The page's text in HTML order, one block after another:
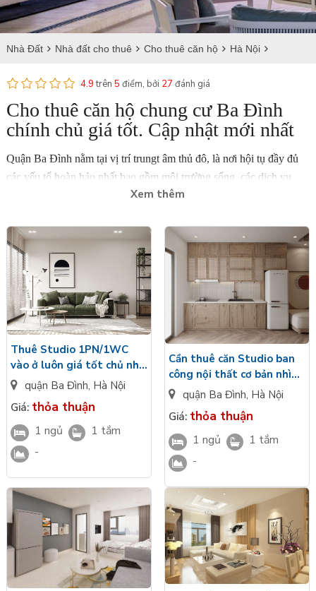
Nhà Đất Nhà đất cho thuê Cho thuê căn hộ Hà Nội
Cho thuê căn hộ tại Ba Đình
4.9trên 5 điểm, bởi 27 đánh giá
Cho thuê căn hộ chung cư Ba Đình
chính chủ giá tốt. Cập nhật mới nhất
Quận Ba Đình nằm tại vị trí trungt âm thủ đô, là nơi hội tụ đầy đủ
các yếu tố hoàn hảo nhất bao gồm môi trường sống, các dịch vụ
tiện ích cũng như sở hữu hệ thống an ninh tuyệt đối khi xung quanh
Chung cư quận Ba Đình hot nhất hiện tại
Chung cư Vinhomes Giảng Võ nằm tại 148 Giảng Võ, Ba Đình,
Hà Nội, là tổ hợp chung cư caao cấp kết hợp với các dịch vụ
thương mại nàm trên khu đất rộng 6.8ha. Dự án chung cư có quy
mô bao gồm 10 tòa cao tầng với 8 tòa chung cư cao cấp và 2 tòa
Officetel do tập đôàn Vingroup làm chủ đầu tư.
Xem thêm
Thuê Studio 1PN/1WC
vào ở luôn giá tốt chủ nhà
đủ đồ cơ bản Vinhomes
quận Ba Đình, Hà Nội
Giá: thỏa thuận
1 ngủ
1 tắm
-
Cần thuê căn Studio ban
công nội thất cơ bản nhìn
ra đô thị diện tích 32m2
quận Ba Đình, Hà Nội
Giá: thỏa thuận
1 ngủ
1 tắm
-